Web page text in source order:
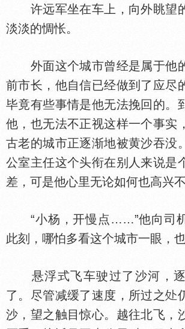
许远军坐在车上，向外眺望
淡淡的惆怅。
外面这个城市曾经是属于他
前市长，他自信已经做到了应尽
毕竟有些事情是他无法挽回的。
他，也无法不正视这样一个事实
古老的城市正逐渐地被黄沙吞没
公室主任这个头衔在别人来说是
差，可是他心里无论如何也高兴不
“小杨，开慢点……”他向司机
此刻，哪怕多看这个城市一眼，也
悬浮式飞车驶过了沙河，逐
了。尽管减缓了速度，所过之
沙，望之触目惊心。越往北飞，